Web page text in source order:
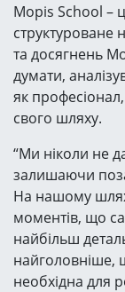
Mopis School –
структуроване
та досягнень
думати,
як
свого шляху.
“Ми ніколи не
залишаючи
На нашому
моментів, що
найбільш
найголовніше,
необхідна для